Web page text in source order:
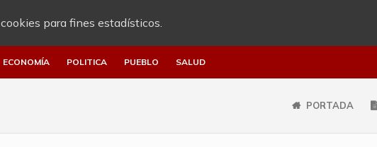
para fines estadísticos.
ECONOMÍA POLITICA PUEBLO SALUD
PORTADA